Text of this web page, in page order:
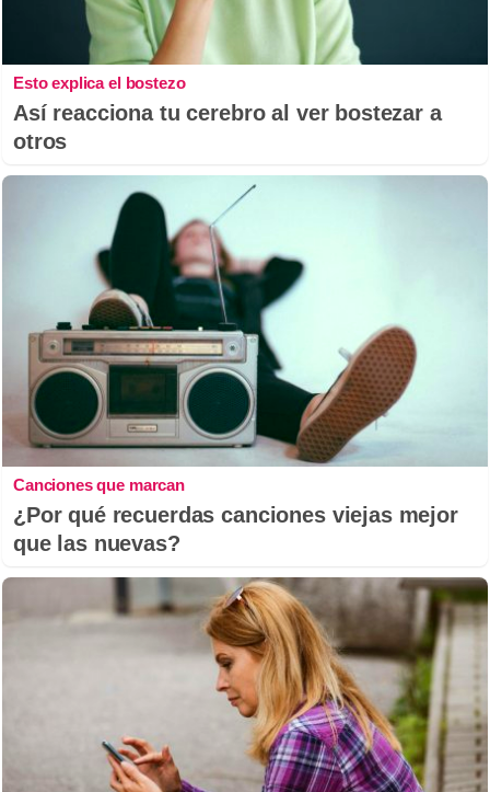
Esto explica el bostezo
Así reacciona tu cerebro al ver bostezar a
otros
Canciones que marcan
¿Por qué recuerdas canciones viejas mejor
que las nuevas?